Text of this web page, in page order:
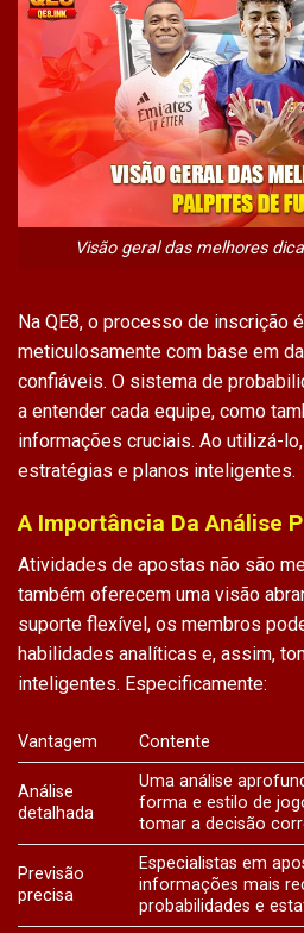
Visão geral das melhores
Na QE8, o processo de inscrição
meticulosamente com base em
confiáveis. O sistema de
a entender cada equipe, como
informações cruciais. Ao utilizá-
estratégias e planos inteligentes.
A Importância Da Análise
Atividades de apostas não são
também oferecem uma visão
suporte flexível, os membros
habilidades analíticas e, assim,
inteligentes. Especificamente:
Vantagem Contente
Análise
detalhada
Uma análise
forma e estilo de
tomar a decisão
Previsão
precisa
Especialistas em
informações mais
probabilidades e